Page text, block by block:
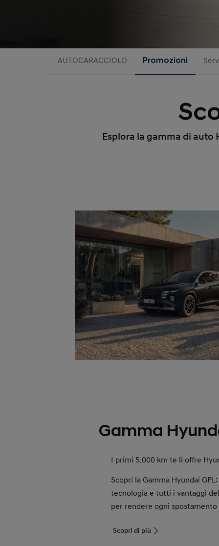
AUTOCARACCIOLO Promozioni
Esplora la gamma di
Gamma
I primi 5.000 km te li offre
Scopri la Gamma Hyundai
tecnologia e tutti i vantaggi
per rendere ogni
Scopri di più